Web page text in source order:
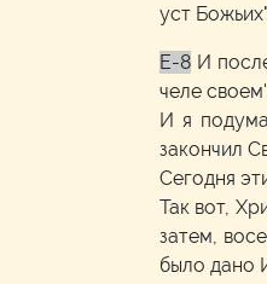
уст
E-8 И
челе
И я
закончил
Сегодня
Так вот,
затем,
было дано